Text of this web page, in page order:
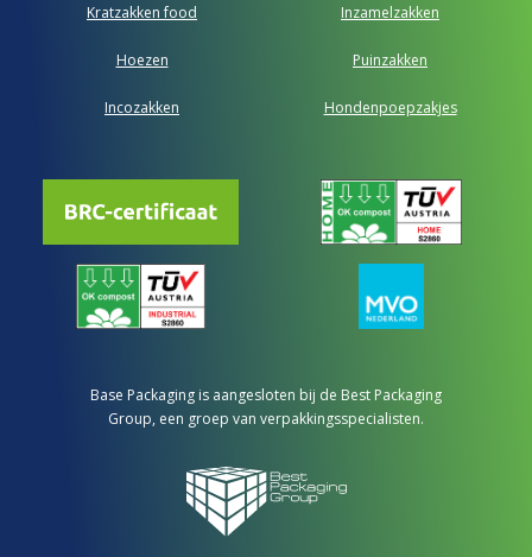
Kratzakken food Inzamelzakken
Hoezen Puinzakken
Incozakken Hondenpoepzakjes
Base Packaging is aangesloten bij de Best Packaging
Group, een groep van verpakkingsspecialisten.